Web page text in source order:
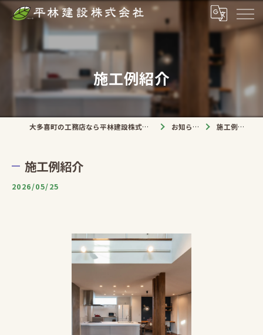
施工例紹介
大多喜町の工務店なら平林建設株式会社 お知らせ 施工例紹介
施工例紹介
2026/05/25